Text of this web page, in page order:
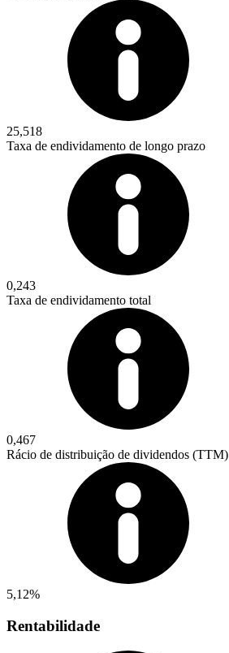
25,518
Taxa de endividamento de longo prazo
0,243
Taxa de endividamento total
0,467
Rácio de distribuição de dividendos (TTM)
5,12%
Rentabilidade